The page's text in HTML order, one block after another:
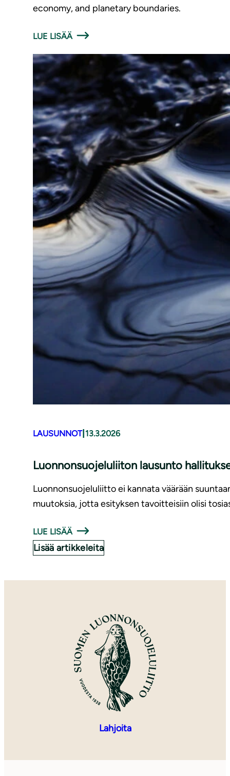
economy, and planetary boundaries.
LUE LISÄÄ
LAUSUNNOT| 13.3.2026
Luonnonsuojeluliiton lausunto
Luonnonsuojeluliitto ei kannata väärään
muutoksia, jotta esityksen tavoitteisiin olisi
LUE LISÄÄ
Lisää artikkeleita
Lahjoita